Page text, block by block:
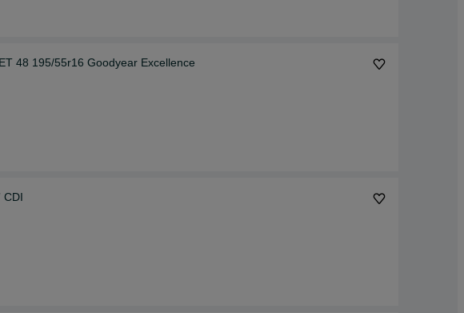
48 195/55r16 Goodyear Excellence
CDI